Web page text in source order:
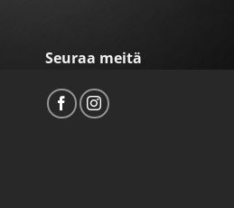
Seuraa meitä